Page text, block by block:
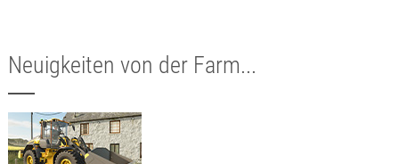
Neuigkeiten von der Farm...